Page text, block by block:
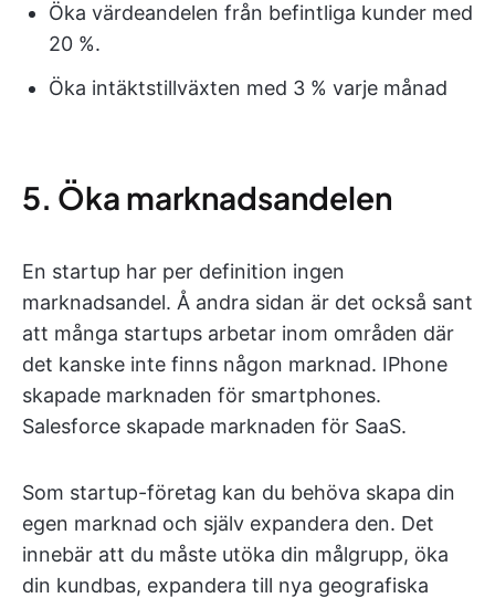
Öka värdeandelen från befintliga kunder med
20 %.
Öka intäktstillväxten med 3 % varje månad
5. Öka marknadsandelen
En startup har per definition ingen
marknadsandel. Å andra sidan är det också sant
att många startups arbetar inom områden där
det kanske inte finns någon marknad. IPhone
skapade marknaden för smartphones.
Salesforce skapade marknaden för SaaS.
Som startup-företag kan du behöva skapa din
egen marknad och själv expandera den. Det
innebär att du måste utöka din målgrupp, öka
din kundbas, expandera till nya geografiska